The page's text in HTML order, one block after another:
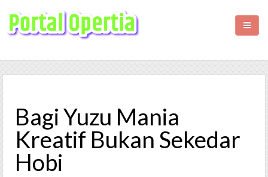
KESEHATAN
WISATA
Bagi Yuzu Mania
Kreatif Bukan Sekedar
Hobi